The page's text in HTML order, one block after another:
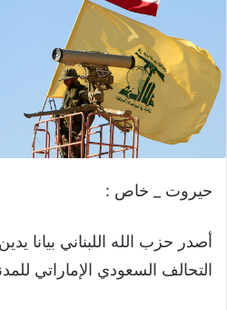
حيروت _ خاص :
أصدر حزب الله اللبناني بيانا
التحالف السعودي الإماراتي